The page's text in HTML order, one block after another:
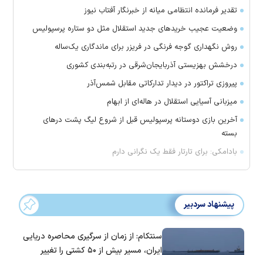
تقدیر فرمانده انتظامی میانه از خبرنگار آفتاب نیوز
وضعیت عجیب خرید‌های جدید استقلال مثل دو ستاره پرسپولیس
روش نگهداری گوجه فرنگی در فریزر برای ماندگاری یک‌ساله
درخشش بهزیستی آذربایجان‌شرقی در رتبه‌بندی کشوری
پیروزی تراکتور در دیدار تدارکاتی مقابل شمس‌آذر
میزبانی آسیایی استقلال در هاله‌ای از ابهام
آخرین بازی دوستانه پرسپولیس قبل از شروع لیگ پشت در‌های
بسته
بادامکی: برای تارتار فقط یک نگرانی دارم
پیشنهاد سردبیر
سنتکام: از زمان از سرگیری محاصره دریایی
ایران، مسیر بیش از ۵۰ کشتی را تغییر